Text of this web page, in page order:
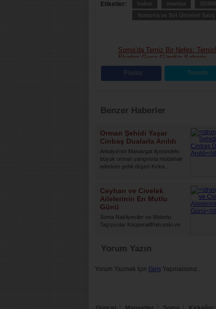
Etiketler: haber manisa SOMA
Yumurta ve Süt Ürünleri
Soma’da Temiz Bir Nefes:
Ekipleri Gece Gündüz Sahada
Paylaş Tweetle
Benzer Haberler
Orman Şehidi Yaşar
Cinbaş Dualarla Anıldı
Antalya'nın Manavgat ilçesindeki
büyük orman yangınına müdahale
ederken şehit düşen Kırka...
Ceyhan ve Civelek
Ailelerinin En Mutlu
Günü
Soma Nakliyeciler ve Motorlu
Taşıyıcılar Kooperatifi'nin eski ve
Yorum Yazın
Yorum Yazmak İçin Giriş Yapmalısınız..